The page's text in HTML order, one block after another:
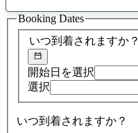
いつ到着されますか？
開始日を選択
選択
いつ到着されますか？
Booking Dates